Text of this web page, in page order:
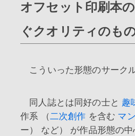
オフセット印刷本
ぐクオリティのも
こういった形態のサーク
同人誌とは同好の士と 趣
作系 （二次創作 を含む マ
ー） など） が作品形態の中